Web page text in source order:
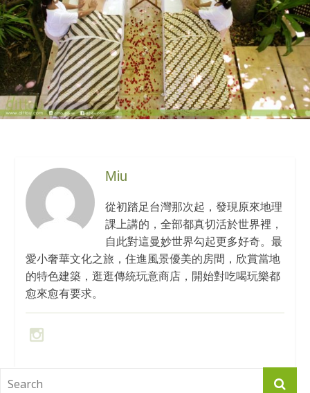
Miu
從初踏足台灣那次起，發現原來地理
課上講的，全部都真切活於世界裡，
自此對這曼妙世界勾起更多好奇。最
愛小奢華文化之旅，住進風景優美的房間，欣賞當地
的特色建築，逛逛傳統玩意商店，開始對吃喝玩樂都
愈來愈有要求。